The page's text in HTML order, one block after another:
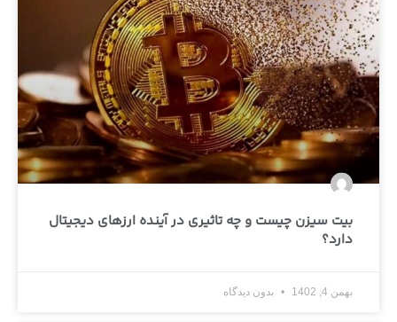
بیت‌ سیزن چیست و چه تاثیری در آینده ارزهای دیجیتال
دارد؟
بهمن 4, 1402 بدون دیدگاه